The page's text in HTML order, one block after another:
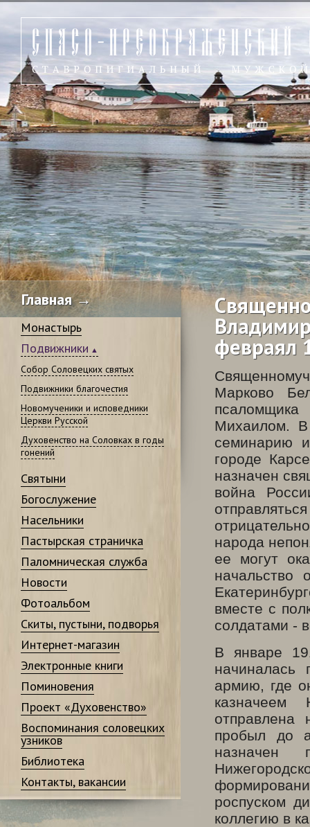
Главная →
Монастырь
Подвижники
Собор Соловецких святых
Подвижники благочестия
Новомученики и исповедники
Церкви Русской
Духовенство на Соловках в годы
гонений
Святыни
Богослужение
Насельники
Пастырская страничка
Паломническая служба
Новости
Фотоальбом
Скиты, пустыни, подворья
Интернет-магазин
Электронные книги
Поминовения
Проект «Духовенство»
Воспоминания соловецких
узников
Библиотека
Контакты, вакансии
февраял
Марково
Михаилом. В
семинарию
городе
назначен
война
народа
ее могут
начальство
вместе с
солдатами -
В январе
начиналась
армию, где
казначеем
пробыл до
назначен
роспуском
коллегию в